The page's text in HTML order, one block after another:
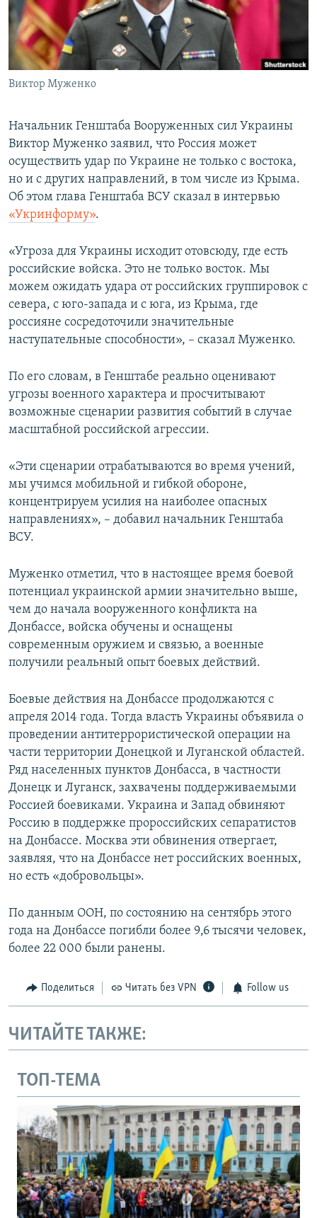
ПОБЕДИТЕЛЕЙ НЕ СУДЯТ?
КРЫМ.НЕПОКОРЕННЫЙ
ELIFBE
УКРАИНСКАЯ ПРОБЛЕМА КРЫМА
ПРИСОЕДИНЯЙТЕСЬ!
Виктор Муженко
Начальник Генштаба Вооруженных сил Украины
Виктор Муженко заявил, что Россия может
осуществить удар по Украине не только с востока,
но и с других направлений, в том числе из Крыма.
Об этом глава Генштаба ВСУ сказал в интервью
«Укринформу».
«Угроза для Украины исходит отовсюду, где есть
российские войска. Это не только восток. Мы
можем ожидать удара от российских группировок с
севера, с юго-запада и с юга, из Крыма, где
россияне сосредоточили значительные
наступательные способности», – сказал Муженко.
По его словам, в Генштабе реально оценивают
угрозы военного характера и просчитывают
возможные сценарии развития событий в случае
масштабной российской агрессии.
«Эти сценарии отрабатываются во время учений,
мы учимся мобильной и гибкой обороне,
концентрируем усилия на наиболее опасных
направлениях», – добавил начальник Генштаба
ВСУ.
Муженко отметил, что в настоящее время боевой
потенциал украинской армии значительно выше,
чем до начала вооруженного конфликта на
Донбассе, войска обучены и оснащены
современным оружием и связью, а военные
получили реальный опыт боевых действий.
Боевые действия на Донбассе продолжаются с
апреля 2014 года. Тогда власть Украины объявила о
проведении антитеррористической операции на
части территории Донецкой и Луганской областей.
Ряд населенных пунктов Донбасса, в частности
Донецк и Луганск, захвачены поддерживаемыми
Россией боевиками. Украина и Запад обвиняют
Россию в поддержке пророссийских сепаратистов
на Донбассе. Москва эти обвинения отвергает,
заявляя, что на Донбассе нет российских военных,
но есть «добровольцы».
По данным ООН, по состоянию на сентябрь этого
года на Донбассе погибли более 9,6 тысячи человек,
более 22 000 были ранены.
Поделиться Читать без VPN Follow us
ЧИТАЙТЕ ТАКЖЕ:
ТОП-ТЕМА